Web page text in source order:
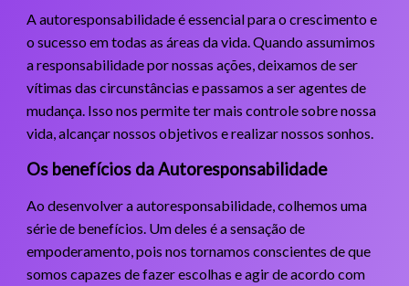
A autoresponsabilidade é essencial para o crescimento e
o sucesso em todas as áreas da vida. Quando assumimos
a responsabilidade por nossas ações, deixamos de ser
vítimas das circunstâncias e passamos a ser agentes de
mudança. Isso nos permite ter mais controle sobre nossa
vida, alcançar nossos objetivos e realizar nossos sonhos.
Os benefícios da Autoresponsabilidade
Ao desenvolver a autoresponsabilidade, colhemos uma
série de benefícios. Um deles é a sensação de
empoderamento, pois nos tornamos conscientes de que
somos capazes de fazer escolhas e agir de acordo com